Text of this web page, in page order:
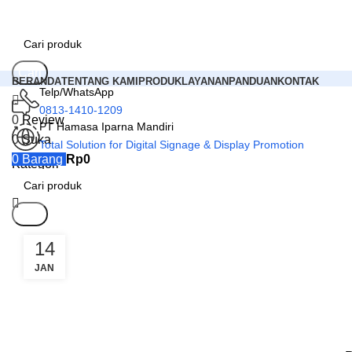
Cari
Telp/WhatsApp
0813-1410-1209
PT Hamasa Iparna Mandiri
Total Solution for Digital Signage & Display Promotion
Kategori
BERANDATENTANG KAMI PRODUKLAYANAN PANDUAN KONTAK
0 Review
0Suka
0 Barang Rp0
14
JAN